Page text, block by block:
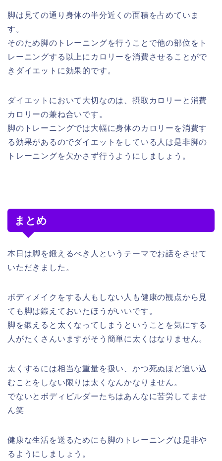
脚は見ての通り身体の半分近くの面積を占めていま
す。
そのため脚のトレーニングを行うことで他の部位をト
レーニングする以上にカロリーを消費させることがで
きダイエットに効果的です。
ダイエットにおいて大切なのは、摂取カロリーと消費
カロリーの兼ね合いです。
脚のトレーニングでは大幅に身体のカロリーを消費す
る効果があるのでダイエットをしている人は是非脚の
トレーニングを欠かさず行うようにしましょう。
まとめ
本日は脚を鍛えるべき人というテーマでお話をさせて
いただきました。
ボディメイクをする人もしない人も健康の観点から見
ても脚は鍛えておいたほうがいいです。
脚を鍛えると太くなってしまうということを気にする
人がたくさんいますがそう簡単に太くはなりません。
太くするには相当な重量を扱い、かつ死ぬほど追い込
むことをしない限りは太くなんかなりません。
でないとボディビルダーたちはあんなに苦労してませ
ん笑
健康な生活を送るためにも脚のトレーニングは是非や
るようにしましょう。